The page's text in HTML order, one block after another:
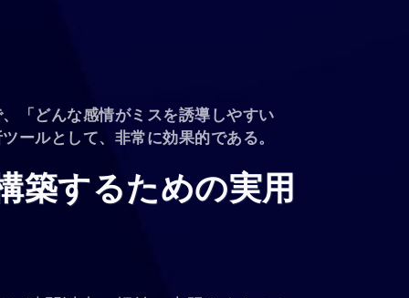
「どんな感情がミスを誘導しやすい
ールとして、非常に効果的である。
築するための実用